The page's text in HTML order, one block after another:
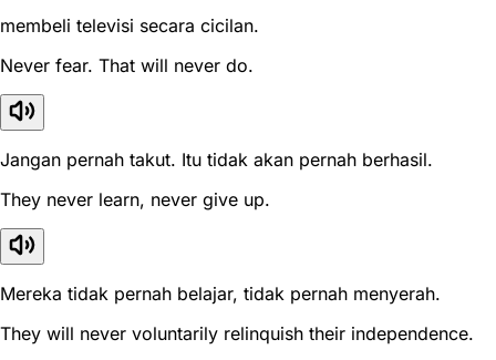
membeli televisi secara cicilan.
Never fear. That will never do.
Jangan pernah takut. Itu tidak akan pernah berhasil.
They never learn, never give up.
Mereka tidak pernah belajar, tidak pernah menyerah.
They will never voluntarily relinquish their independence.